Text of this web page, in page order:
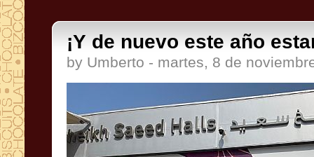
¡Y de nuevo este año
by Umberto - martes, 8 de